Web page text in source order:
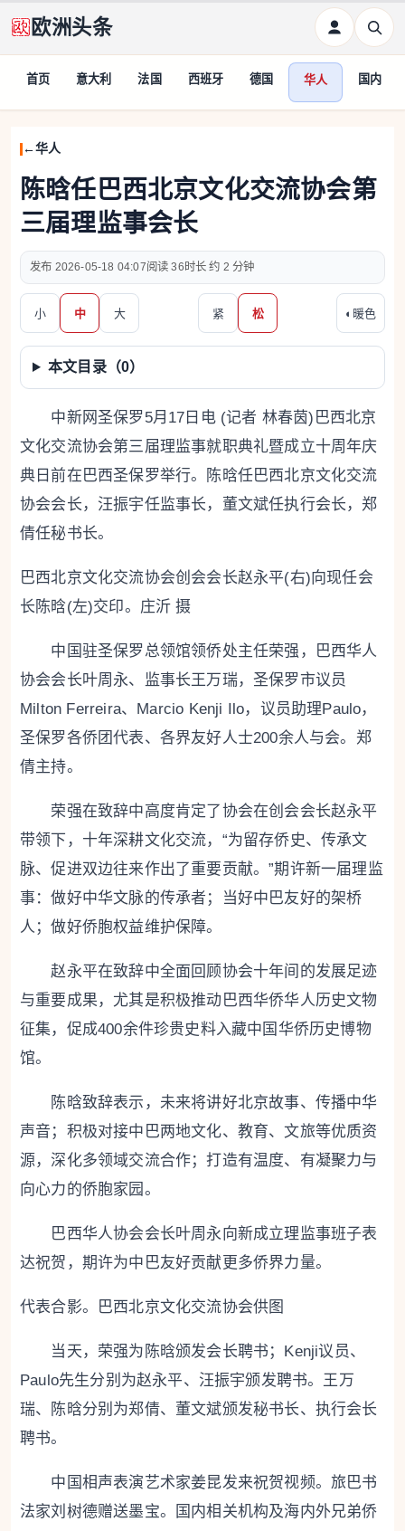
欧洲头条
首页 意大利 法国 西班牙 德国 华人 国内
华人
陈晗任巴西北京文化交流协会第
三届理监事会长
2026-05-18 04:07 36 约 2 分钟
小 中 大 紧 松 ◐ 暖色
本文目录（0）
中新网圣保罗5月17日电 (记者 林春茵)巴西北京
文化交流协会第三届理监事就职典礼暨成立十周年庆
典日前在巴西圣保罗举行。陈晗任巴西北京文化交流
协会会长，汪振宇任监事长，董文斌任执行会长，郑
倩任秘书长。
巴西北京文化交流协会创会会长赵永平(右)向现任会
长陈晗(左)交印。庄沂 摄
中国驻圣保罗总领馆领侨处主任荣强，巴西华人
协会会长叶周永、监事长王万瑞，圣保罗市议员
Milton Ferreira、Marcio Kenji Ilo，议员助理Paulo，
圣保罗各侨团代表、各界友好人士200余人与会。郑
倩主持。
荣强在致辞中高度肯定了协会在创会会长赵永平
带领下，十年深耕文化交流，“为留存侨史、传承文
脉、促进双边往来作出了重要贡献。”期许新一届理监
事：做好中华文脉的传承者；当好中巴友好的架桥
人；做好侨胞权益维护保障。
赵永平在致辞中全面回顾协会十年间的发展足迹
与重要成果，尤其是积极推动巴西华侨华人历史文物
征集，促成400余件珍贵史料入藏中国华侨历史博物
馆。
陈晗致辞表示，未来将讲好北京故事、传播中华
声音；积极对接中巴两地文化、教育、文旅等优质资
源，深化多领域交流合作；打造有温度、有凝聚力与
向心力的侨胞家园。
巴西华人协会会长叶周永向新成立理监事班子表
达祝贺，期许为中巴友好贡献更多侨界力量。
代表合影。巴西北京文化交流协会供图
当天，荣强为陈晗颁发会长聘书；Kenji议员、
Paulo先生分别为赵永平、汪振宇颁发聘书。王万
瑞、陈晗分别为郑倩、董文斌颁发秘书长、执行会长
聘书。
中国相声表演艺术家姜昆发来祝贺视频。旅巴书
法家刘树德赠送墨宝。国内相关机构及海内外兄弟侨